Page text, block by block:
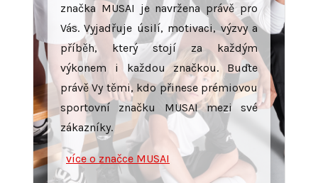
značka MUSAI je navržena právě pro
Vás. Vyjadřuje úsilí, motivaci, výzvy a
příběh, který stojí za každým
výkonem i každou značkou. Buďte
právě Vy těmi, kdo přinese prémiovou
sportovní značku MUSAI mezi své
zákazníky.
více o značce MUSAI